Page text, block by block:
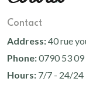
Contact
Address:40 rue
Phone:0790 53
Hours: 7/7 - 24/24